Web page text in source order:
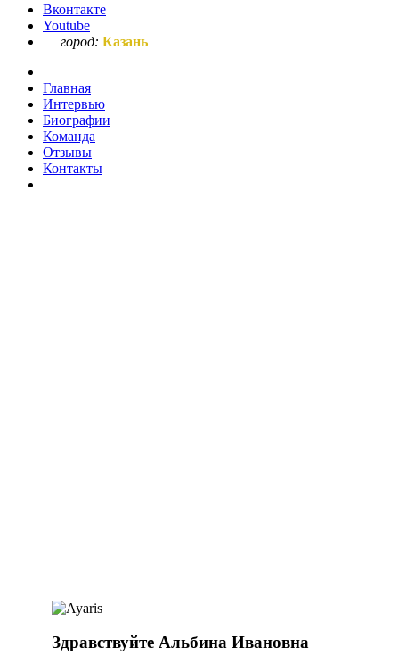
Вконтакте
Youtube
город: Казань
Главная
Интервью
Биографии
Команда
Отзывы
Контакты
Здравствуйте Альбина Ивановна